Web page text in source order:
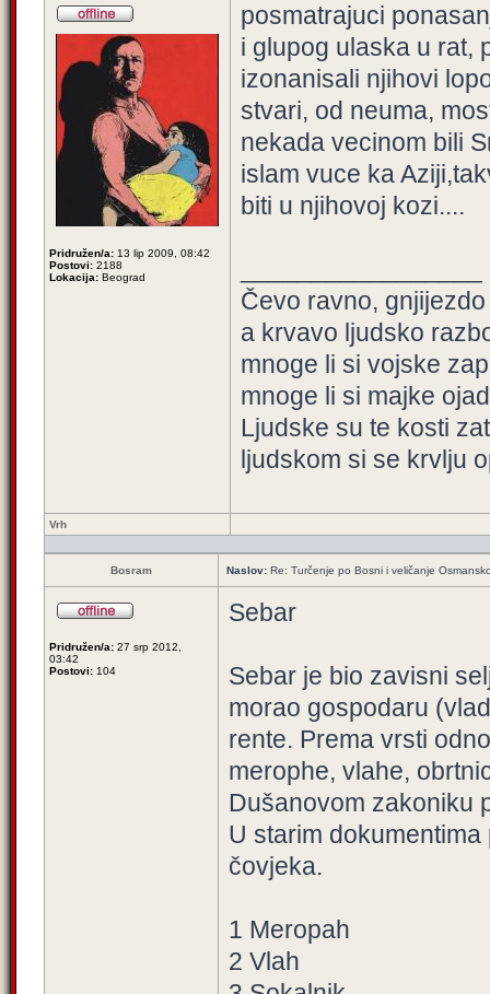
Pridružen/a: 13 lip 2009, 08:42
Postovi: 2188
Lokacija: Beograd
posmatrajuci
i glupog ulaska u rat,
izonanisali njihovi
stvari, od neuma,
nekada vecinom bili
islam vuce ka
biti u njihovoj kozi....
Čevo ravno,
a krvavo ljudsko
mnoge li si vojske
mnoge li si majke
Ljudske su te kosti
ljudskom si se krvlju
Vrh
Bosram Naslov: Re: Turčenje po Bosni i veličanje
Pridružen/a: 27 srp 2012,
03:42
Postovi: 104
Sebar
Sebar je bio zavisni
morao gospodaru
rente. Prema vrsti
merophe, vlahe,
Dušanovom zakoniku
U starim
čovjeka.
1 Meropah
2 Vlah